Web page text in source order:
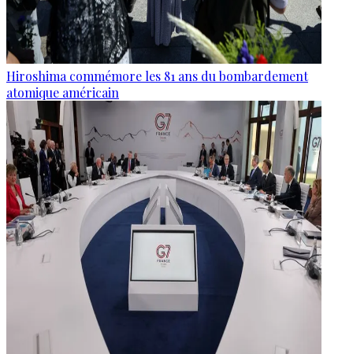
Hiroshima commémore les 81 ans du bombardement
atomique américain